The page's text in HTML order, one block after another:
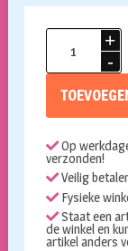
Op
verzonden!
Veilig
Fysieke
Staat een
de winkel en
artikel anders